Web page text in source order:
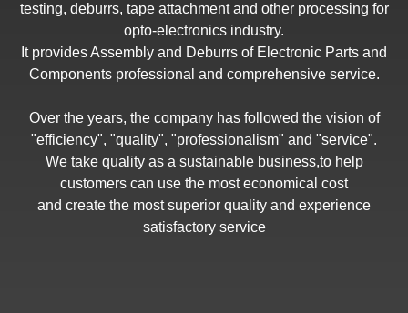
testing, deburrs, tape attachment and other processing for
opto-electronics industry.
It provides Assembly and Deburrs of Electronic Parts and
Components professional and comprehensive service.
Over the years, the company has followed the vision of
"efficiency", "quality", "professionalism" and "service".
We take quality as a sustainable business,to help
customers can use the most economical cost
and create the most superior quality and experience
satisfactory service